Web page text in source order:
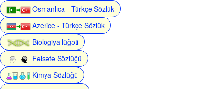
Osmanlıca - Türkçe Sözlük
Azerice - Türkçe Sözlük
Biologiya lüğəti
Fəlsəfə Sözlüğü
Kimya Sözlüğü